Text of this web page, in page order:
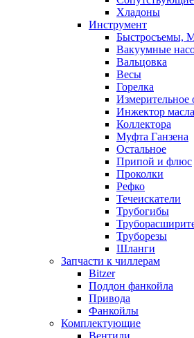
Хладоны
Инструмент
Быстросъемы,
Вакуумные
Вальцовка
Весы
Горелка
Измерительное
Инжектор масла
Коллектора
Муфта Ганзена
Остальное
Припой и флюс
Проколки
Рефко
Течеискатели
Трубогибы
Труборезы
Шланги
Запчасти к чиллерам
Bitzer
Поддон фанкойла
Привода
Фанкойлы
Комплектующие
Вентили